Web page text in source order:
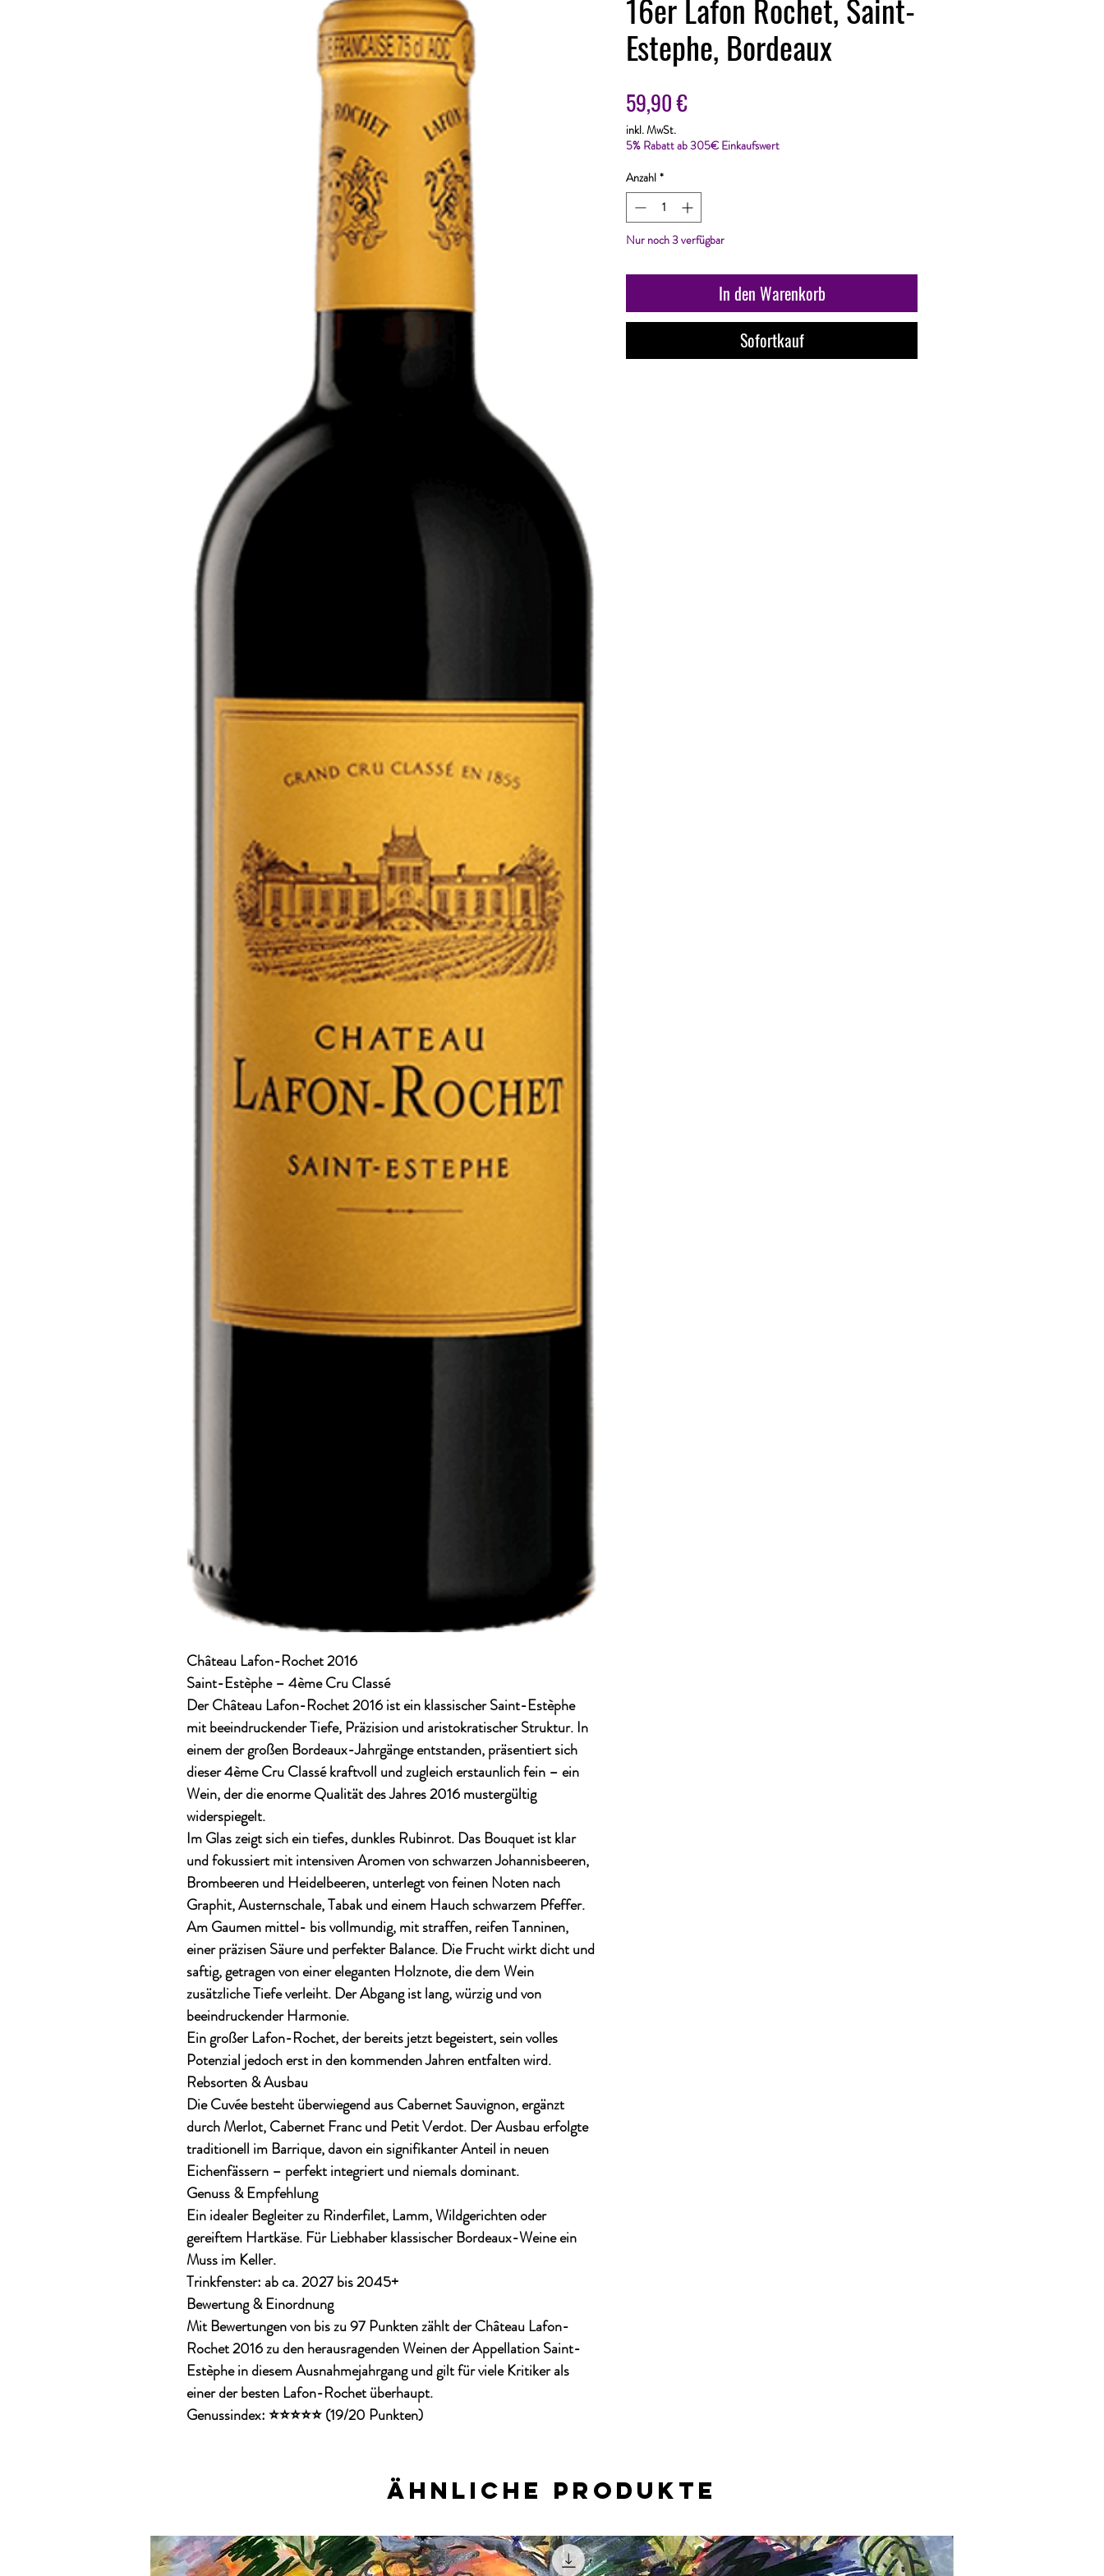
Château Lafon-Rochet 2016
Saint-Estèphe – 4ème Cru Classé
DerChâteau Lafon-Rochet 2016ist ein klassischer Saint-Estèphe
mit beeindruckender Tiefe, Präzision und aristokratischer Struktur. In
einem der großen Bordeaux-Jahrgänge entstanden, präsentiert sich
dieser 4ème Cru Classé kraftvoll und zugleich erstaunlich fein – ein
Wein, der die enorme Qualität des Jahres 2016 mustergültig
widerspiegelt.
Im Glas zeigt sich ein tiefes, dunkles Rubinrot. Das Bouquet ist klar
und fokussiert mit intensiven Aromen vonschwarzen Johannisbeeren,
Brombeeren und Heidelbeeren, unterlegt von feinen Noten nach
Graphit, Austernschale, Tabak und einem Hauch schwarzem Pfeffer.
Am Gaumen mittel- bis vollmundig, mitstraffen, reifen Tanninen,
einer präzisen Säure und perfekter Balance. Die Frucht wirkt dicht und
saftig, getragen von einer eleganten Holznote, die dem Wein
zusätzliche Tiefe verleiht. Der Abgang ist lang, würzig und von
beeindruckender Harmonie.
Eingroßer Lafon-Rochet, der bereits jetzt begeistert, sein volles
Potenzial jedoch erst in den kommenden Jahren entfalten wird.
Rebsorten & Ausbau
Die Cuvée besteht überwiegend ausCabernet Sauvignon, ergänzt
durchMerlot, Cabernet Franc und Petit Verdot. Der Ausbau erfolgte
traditionell im Barrique, davon ein signifikanter Anteil in neuen
Eichenfässern – perfekt integriert und niemals dominant.
Genuss & Empfehlung
Ein idealer Begleiter zuRinderfilet, Lamm, Wildgerichten oder
gereiftem Hartkäse. Für Liebhaber klassischer Bordeaux-Weine ein
Muss im Keller.
Trinkfenster:ab ca. 2027 bis 2045+
Bewertung & Einordnung
Mit Bewertungen vonbis zu 97 Punktenzählt der Château Lafon-
Rochet 2016 zu den herausragenden Weinen der Appellation Saint-
Estèphe in diesem Ausnahmejahrgang und gilt für viele Kritiker als
einer der besten Lafon-Rochet überhaupt.
Genussindex:⭐⭐⭐⭐⭐ (19/20 Punkten)
16er Lafon Rochet, Saint-
Estephe, Bordeaux
59,90 €Preis
inkl. MwSt.
5% Rabatt ab 305€ Einkaufswert
Anzahl *
Nur noch 3 verfügbar
In den Warenkorb
Sofortkauf
Ähnliche Produkte